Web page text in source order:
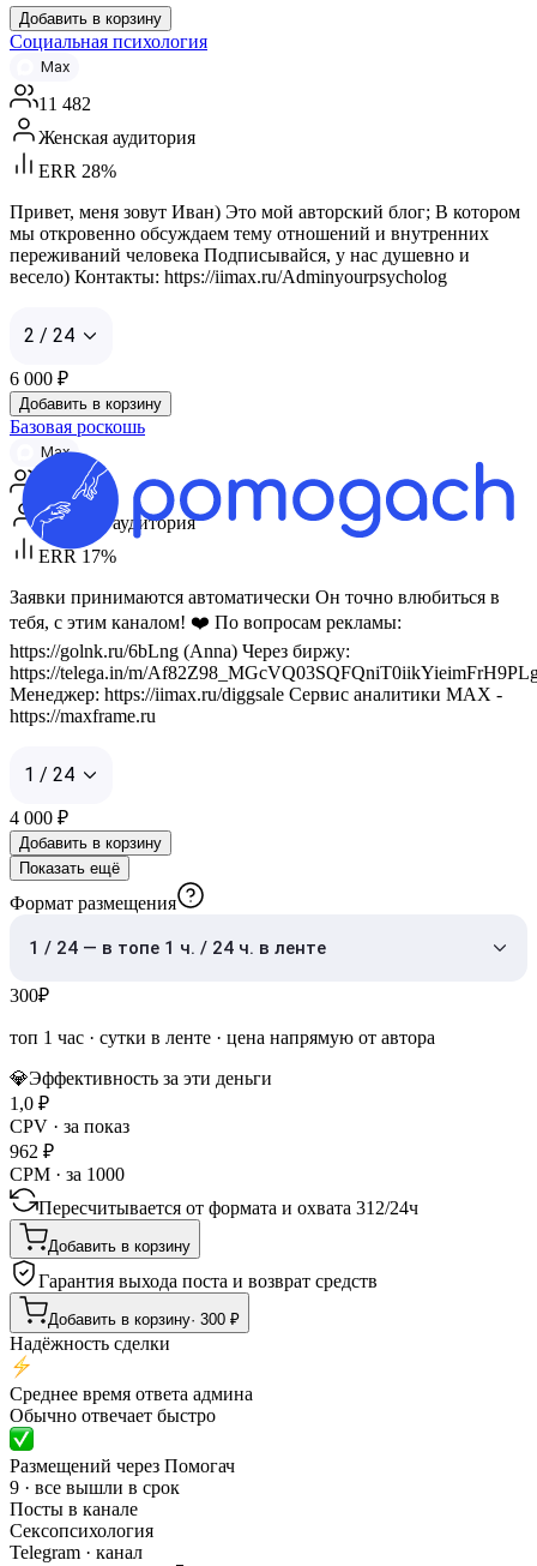
Добавить в корзину
Социальная психология
Max
11 482
Женская аудитория
ERR 28%
Привет, меня зовут Иван) Это мой авторский блог; В котором
мы откровенно обсуждаем тему отношений и внутренних
переживаний человека Подписывайся, у нас душевно и
весело) Контакты: https://iimax.ru/Adminyourpsycholog
2 / 24
6 000 ₽
Добавить в корзину
Базовая роскошь
Max
14 926
Женская аудитория
ERR 17%
Заявки принимаются автоматически Он точно влюбиться в
тебя, с этим каналом! ❤️ По вопросам рекламы:
https://golnk.ru/6bLng (Anna) Через биржу:
https://telega.in/m/
Менеджер: https://iimax.ru/diggsale Сервис аналитики MAX -
https://maxframe.ru
1 / 24
4 000 ₽
Добавить в корзину
Показать ещё
Формат размещения
1 / 24 — в топе 1 ч. / 24 ч. в ленте
300₽
топ 1 час · сутки в ленте · цена напрямую от автора
💎Эффективность за эти деньги
1,0 ₽
CPV · за показ
962 ₽
CPM · за 1000
Пересчитывается от формата и охвата 312/24ч
Добавить в корзину
Гарантия выхода поста и возврат средств
Добавить в корзину· 300 ₽
Надёжность сделки
Среднее время ответа админа
Обычно отвечает быстро
Размещений через Помогач
9 · все вышли в срок
Посты в канале
Сексопсихология
Telegram · канал